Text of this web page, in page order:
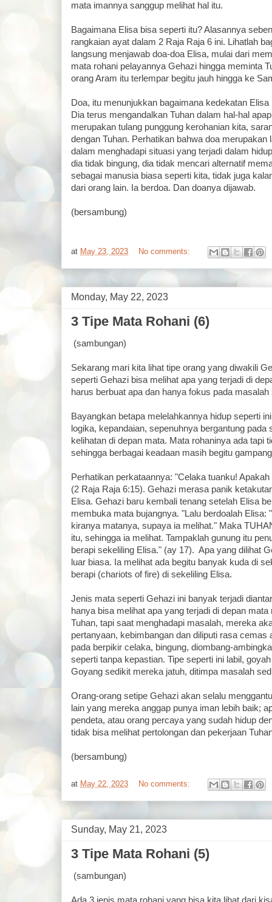
mata imannya sanggup melihat hal itu.
Bagaimana Elisa bisa seperti itu? Alasannya
rangkaian ayat dalam 2 Raja Raja 6 ini. Lihatlah
langsung menjawab doa-doa Elisa, mulai dari
mata rohani pelayannya Gehazi hingga meminta
orang Aram itu terlempar begitu jauh hingga ke
Doa, itu menunjukkan bagaimana kedekatan
Dia terus mengandalkan Tuhan dalam hal-hal
merupakan tulang punggung kerohanian kita,
dengan Tuhan. Perhatikan bahwa doa merupakan
dalam menghadapi situasi yang terjadi dalam
dia tidak bingung, dia tidak mencari alternatif
sebagai manusia biasa seperti kita, tidak juga
dari orang lain. Ia berdoa. Dan doanya dijawab.
(bersambung)
at May 23, 2023 No comments:
Monday, May 22, 2023
3 Tipe Mata Rohani (6)
(sambungan)
Sekarang mari kita lihat tipe orang yang diwakili
seperti Gehazi bisa melihat apa yang terjadi di
harus berbuat apa dan hanya fokus pada
Bayangkan betapa melelahkannya hidup seperti
logika, kepandaian, sepenuhnya bergantung pada
kelihatan di depan mata. Mata rohaninya ada tapi
sehingga berbagai keadaan masih begitu
Perhatikan perkataannya: "Celaka tuanku!
(2 Raja Raja 6:15). Gehazi merasa panik
Elisa. Gehazi baru kembali tenang setelah Elisa
membuka mata bujangnya. "Lalu berdoalah Elisa:
kiranya matanya, supaya ia melihat." Maka
itu, sehingga ia melihat. Tampaklah gunung itu
berapi sekeliling Elisa." (ay 17). Apa yang dilihat
luar biasa. Ia melihat ada begitu banyak kuda di
berapi (chariots of fire) di sekeliling Elisa.
Jenis mata seperti Gehazi ini banyak terjadi
hanya bisa melihat apa yang terjadi di depan
Tuhan, tapi saat menghadapi masalah, mereka
pertanyaan, kebimbangan dan diliputi rasa
pada berpikir celaka, bingung, diombang-
seperti tanpa kepastian. Tipe seperti ini labil,
Goyang sedikit mereka jatuh, ditimpa masalah
Orang-orang setipe Gehazi akan selalu
lain yang mereka anggap punya iman lebih baik;
pendeta, atau orang percaya yang sudah hidup
tidak bisa melihat pertolongan dan pekerjaan
(bersambung)
at May 22, 2023 No comments:
Sunday, May 21, 2023
3 Tipe Mata Rohani (5)
(sambungan)